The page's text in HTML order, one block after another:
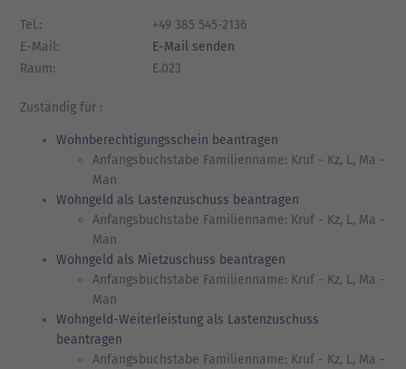
Tel.:
+49 385 545-2136
E-Mail:
E-Mail senden
Raum:
E.023
Zuständig für :
Wohnberechtigungsschein beantragen
Anfangsbuchstabe Familienname: Kruf - Kz, L, Ma -
Man
Wohngeld als Lastenzuschuss beantragen
Anfangsbuchstabe Familienname: Kruf - Kz, L, Ma -
Man
Wohngeld als Mietzuschuss beantragen
Anfangsbuchstabe Familienname: Kruf - Kz, L, Ma -
Man
Wohngeld-Weiterleistung als Lastenzuschuss
beantragen
Anfangsbuchstabe Familienname: Kruf - Kz, L, Ma -